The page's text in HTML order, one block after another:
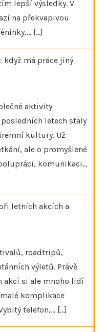
lepší výsledky. V
na překvapivou
[...]
má práce jiný
aktivity
letech staly
kultury. Už
ale o promyšlené
komunikaci…
letních akcích a
roadtripů,
výletů. Právě
akcí si ale mnoho lidí
komplikace
telefon,… [...]